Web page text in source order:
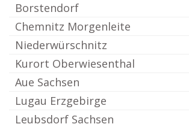
Borstendorf
Chemnitz Morgenleite
Niederwürschnitz
Kurort Oberwiesenthal
Aue Sachsen
Lugau Erzgebirge
Leubsdorf Sachsen